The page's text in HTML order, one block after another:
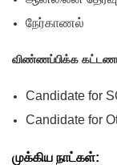
நேர்காணல்
விண்ணப்பிக்க
Candidate for
Candidate for
முக்கிய நாட்கள்: